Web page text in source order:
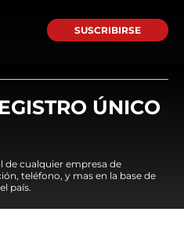
SUSCRIBIRSE
ÚNICO
de cualquier empresa de
teléfono, y mas en la base de
país.